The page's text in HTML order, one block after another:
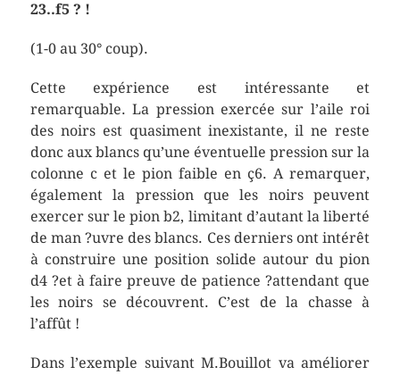
23..f5 ? !
(1-0 au 30° coup).
Cette expérience est intéressante et
remarquable. La pression exercée sur l’aile roi
des noirs est quasiment inexistante, il ne reste
donc aux blancs qu’une éventuelle pression sur la
colonne c et le pion faible en ç6. A remarquer,
également la pression que les noirs peuvent
exercer sur le pion b2, limitant d’autant la liberté
de man ?uvre des blancs. Ces derniers ont intérêt
à construire une position solide autour du pion
d4 ?et à faire preuve de patience ?attendant que
les noirs se découvrent. C’est de la chasse à
l’affût !
Dans l’exemple suivant M.Bouillot va améliorer